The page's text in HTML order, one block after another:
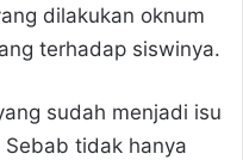
dilakukan oknum
terhadap siswinya.
sudah menjadi isu
tidak hanya